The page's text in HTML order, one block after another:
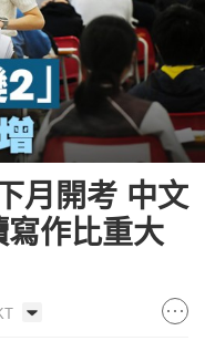
月開考 中文
作比重大